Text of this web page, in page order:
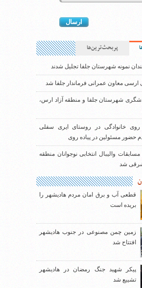
پربحث‌ترین‌ها
نمونه شهرستان جلفا تجلیل شدند
ارسی معاون عمرانی فرماندار جلفا شد
شهرستان جلفا و منطقه آزاد ارس،
روی خانوادگی در روستای ایری سفلی
حضور مسئولین در پیاده روی
والیبال انتخابی نوجوانان منطقه
شرقی شد
قطعی آب و برق امان مردم هادیشهر را
بریده است
زمین چمن مصنوعی در جنوب هادیشهر
افتتاح شد
پیکر شهید جنگ رمضان در هادیشهر
تشییع شد